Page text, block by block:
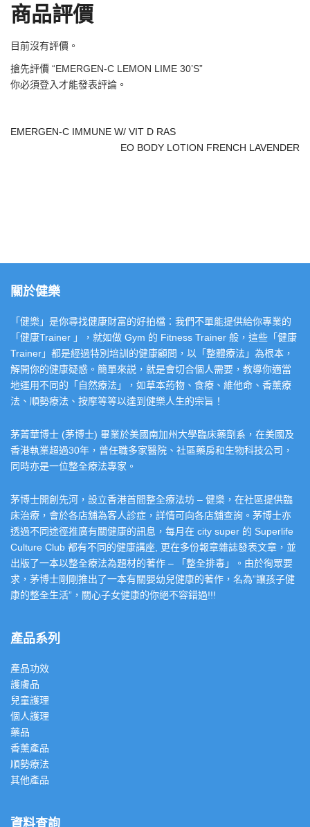
商品評價
目前沒有評價。
搶先評價 “EMERGEN-C LEMON LIME 30’S”
你必須登入 才能發表評論。
EMERGEN-C IMMUNE W/ VIT D RAS
EO BODY LOTION FRENCH LAVENDER
關於健樂
「健樂」是你尋找健康財富的好拍檔：我們不單能提供給你專業的
「健康Trainer 」，就如做 Gym 的 Fitness Trainer 般，這些「健康
Trainer」都是經過特別培訓的健康顧問，以「整體療法」為根本，
解開你的健康疑惑。簡單來説，就是會切合個人需要，教導你適當
地運用不同的「自然療法」，如草本葯物、食療、維他命、香薰療
法、順勢療法、按摩等等以達到健樂人生的宗旨！
茅菁華博士 (茅博士) 畢業於美國南加州大學臨床藥劑系，在美國及
香港執業超過30年，曾任職多家醫院、社區藥房和生物科技公司，
同時亦是一位整全療法專家。
茅博士開創先河，設立香港首間整全療法坊 – 健樂，在社區提供臨
床治療，會於各店舖為客人診症，詳情可向各店舖查詢。茅博士亦
透過不同途徑推廣有關健康的訊息，每月在 city super 的 Superlife
Culture Club 都有不同的健康講座, 更在多份報章雜誌發表文章，並
出版了一本以整全療法為題材的著作 – 「整全排毒」。由於徇眾要
求，茅博士剛剛推出了一本有關嬰幼兒健康的著作，名為”讓孩子健
康的整全生活”，關心子女健康的你絕不容錯過!!!
產品系列
產品功效
護膚品
兒童護理
個人護理
藥品
香薰產品
順勢療法
其他產品
資料查詢